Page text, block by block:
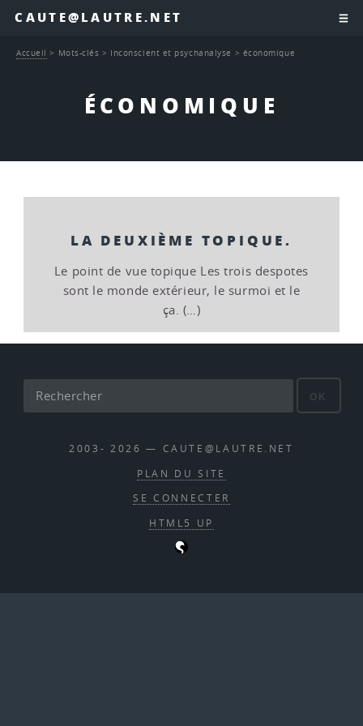
CAUTE@LAUTRE.NET
ÉCONOMIQUE
Accueil > Mots-clés > Inconscient et psychanalyse > économique
LA DEUXIÈME TOPIQUE.
Le point de vue topique Les trois despotes
sont le monde extérieur, le surmoi et le
ça. (…)
OK
2003- 2026 — CAUTE@LAUTRE.NET
PLAN DU SITE
SE CONNECTER
HTML5 UP